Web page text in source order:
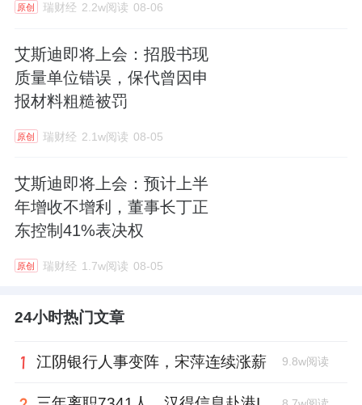
原创 瑞财经 2.2w阅读 08-06
艾斯迪即将上会：招股书现
质量单位错误，保代曾因申
报材料粗糙被罚
原创 瑞财经 2.1w阅读 08-05
艾斯迪即将上会：预计上半
年增收不增利，董事长丁正
东控制41%表决权
原创 瑞财经 1.7w阅读 08-05
24小时热门文章
江阴银行人事变阵，宋萍连续涨薪 9.8w阅读